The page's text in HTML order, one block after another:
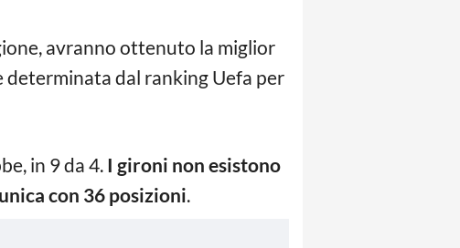
avranno ottenuto la miglior
dal ranking Uefa per
in 9 da 4. I gironi non esistono
con 36 posizioni.